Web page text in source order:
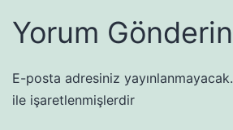
Yorum Gönderin
E-posta adresiniz yayınlanmayacak.
ile işaretlenmişlerdir